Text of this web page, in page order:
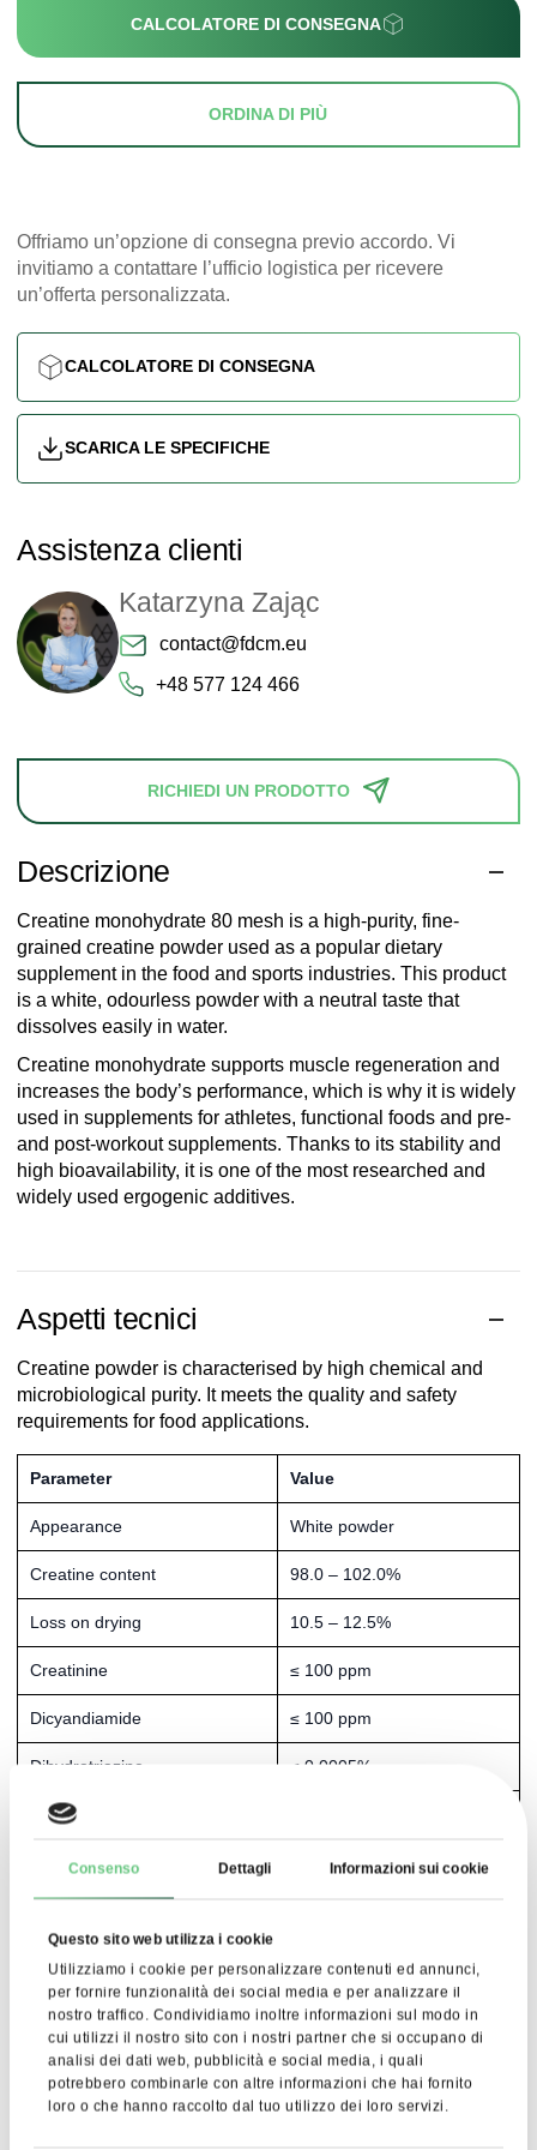
Consenso Dettagli Informazioni sui cookie
Questo sito web utilizza i cookie
Utilizziamo i cookie per personalizzare contenuti ed annunci,
per fornire funzionalità dei social media e per analizzare il
nostro traffico. Condividiamo inoltre informazioni sul modo in
cui utilizzi il nostro sito con i nostri partner che si occupano di
analisi dei dati web, pubblicità e social media, i quali
potrebbero combinarle con altre informazioni che hai fornito
loro o che hanno raccolto dal tuo utilizzo dei loro servizi.
Descrizione
Creatine monohydrate 80 mesh is a high-purity, fine-
grained creatine powder used as a popular dietary
supplement in the food and sports industries. This product
is a white, odourless powder with a neutral taste that
dissolves easily in water.
Creatine monohydrate supports muscle regeneration and
increases the body’s performance, which is why it is widely
used in supplements for athletes, functional foods and pre-
and post-workout supplements. Thanks to its stability and
high bioavailability, it is one of the most researched and
widely used ergogenic additives.
Aspetti tecnici
Creatine powder is characterised by high chemical and
microbiological purity. It meets the quality and safety
requirements for food applications.
Parameter Value
Appearance White powder
Creatine content 98.0 – 102.0%
Loss on drying 10.5 – 12.5%
Creatinine ≤ 100 ppm
Dicyandiamide ≤ 100 ppm
Dihydrotriazine ≤ 0.0005%
Roasting residue
Undefined impurities
≤ 0.1% (single), ≤ 1.5%
Total impurities
Bulk density ≥ 600 g/L
Compacted density ≥ 720 g/L
Total number of
microorganisms
< 100 cfu/g
CALCOLATORE DI CONSEGNA
ORDINA DI PIÙ
Offriamo un’opzione di consegna previo accordo. Vi
invitiamo a contattare l’ufficio logistica per ricevere
un’offerta personalizzata.
CALCOLATORE DI CONSEGNA
SCARICA LE SPECIFICHE
Assistenza clienti
Katarzyna Zając
contact@fdcm.eu
+48 577 124 466
RICHIEDI UN PRODOTTO